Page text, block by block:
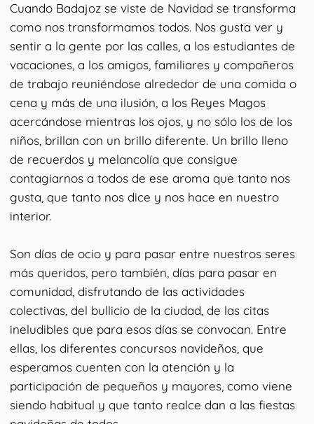
Cuando Badajoz se viste de Navidad se transforma
como nos transformamos todos. Nos gusta ver y
sentir a la gente por las calles, a los estudiantes de
vacaciones, a los amigos, familiares y compañeros
de trabajo reuniéndose alrededor de una comida o
cena y más de una ilusión, a los Reyes Magos
acercándose mientras los ojos, y no sólo los de los
niños, brillan con un brillo diferente. Un brillo lleno
de recuerdos y melancolía que consigue
contagiarnos a todos de ese aroma que tanto nos
gusta, que tanto nos dice y nos hace en nuestro
interior.
Son días de ocio y para pasar entre nuestros seres
más queridos, pero también, días para pasar en
comunidad, disfrutando de las actividades
colectivas, del bullicio de la ciudad, de las citas
ineludibles que para esos días se convocan. Entre
ellas, los diferentes concursos navideños, que
esperamos cuenten con la atención y la
participación de pequeños y mayores, como viene
siendo habitual y que tanto realce dan a las fiestas